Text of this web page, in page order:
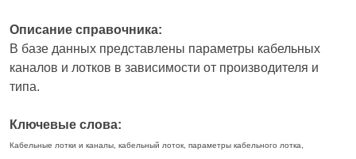
Описание справочника:
В базе данных представлены параметры кабельных
каналов и лотков в зависимости от производителя и
типа.
Ключевые слова:
Кабельные лотки и каналы, кабельный лоток, параметры кабельного лотка,